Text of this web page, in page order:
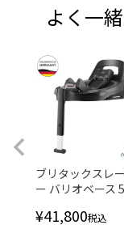
よく一
ブリタックスレ
ー バリオベース
¥41,800税込